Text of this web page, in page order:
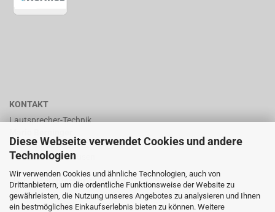
Diese Webseite verwendet Cookies und andere
Technologien
Wir verwenden Cookies und ähnliche Technologien, auch von
Drittanbietern, um die ordentliche Funktionsweise der Website zu
gewährleisten, die Nutzung unseres Angebotes zu analysieren und Ihnen
ein bestmögliches Einkaufserlebnis bieten zu können. Weitere
KONTAKT
Lautsprecher-Technik
Frankenhäuserstr. 65
99706 Sondershausen
shop@lautsprecher-technik.de
Tel.: +49 (0) 36 32 / 757 876